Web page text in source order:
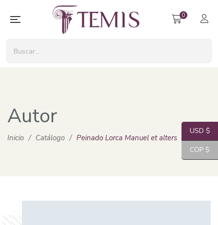
0
Autor
Inicio / Catálogo / Peinado Lorca Manuel et alters
USD $
COP $